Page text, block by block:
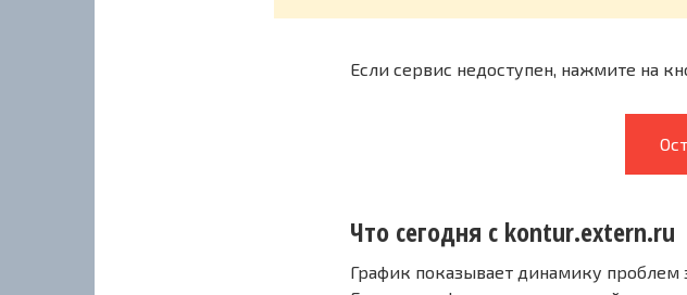
Если сервис недоступен, нажмите на
Что сегодня с kontur.extern.ru
График показывает динамику проблем